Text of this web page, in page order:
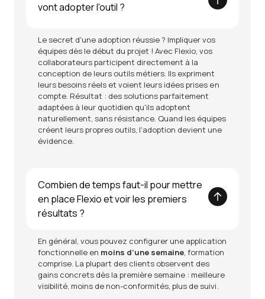
vont adopter l'outil ?
Le secret d'une adoption réussie ? Impliquer vos
équipes dès le début du projet ! Avec Flexio, vos
collaborateurs participent directement à la
conception de leurs outils métiers. Ils expriment
leurs besoins réels et voient leurs idées prises en
compte. Résultat : des solutions parfaitement
adaptées à leur quotidien qu'ils adoptent
naturellement, sans résistance. Quand les équipes
créent leurs propres outils, l'adoption devient une
évidence.
Combien de temps faut-il pour mettre
en place Flexio et voir les premiers
résultats ?
En général, vous pouvez configurer une application
fonctionnelle en moins d’une semaine, formation
comprise. La plupart des clients observent des
gains concrets dès la première semaine : meilleure
visibilité, moins de non-conformités, plus de suivi.